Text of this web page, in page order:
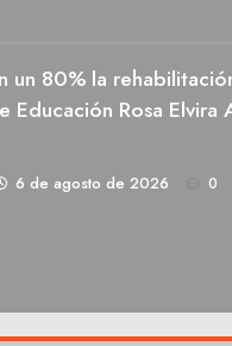
un 80% la
Educación Rosa Elvira
6 de agosto de 2026 0